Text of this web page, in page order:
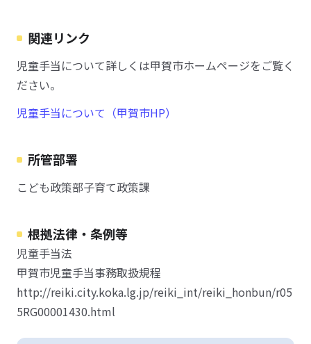
関連リンク
児童手当について詳しくは甲賀市ホームページをご覧く
ださい。
児童手当について（甲賀市HP）
所管部署
こども政策部子育て政策課
根拠法律・条例等
児童手当法
甲賀市児童手当事務取扱規程
http://reiki.city.koka.lg.jp/reiki_int/reiki_honbun/r05
5RG00001430.html